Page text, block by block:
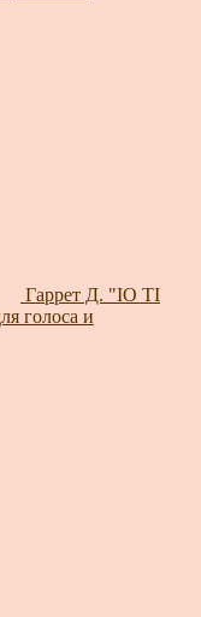
Гаррет Д. "IO TI
голоса и